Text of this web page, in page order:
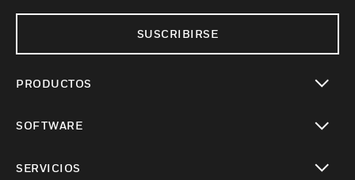
SUSCRIBIRSE
PRODUCTOS
SOFTWARE
SERVICIOS